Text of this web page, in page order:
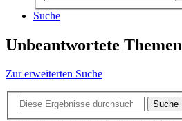
Suche
Unbeantwortete Themen
Zur erweiterten Suche
Suche